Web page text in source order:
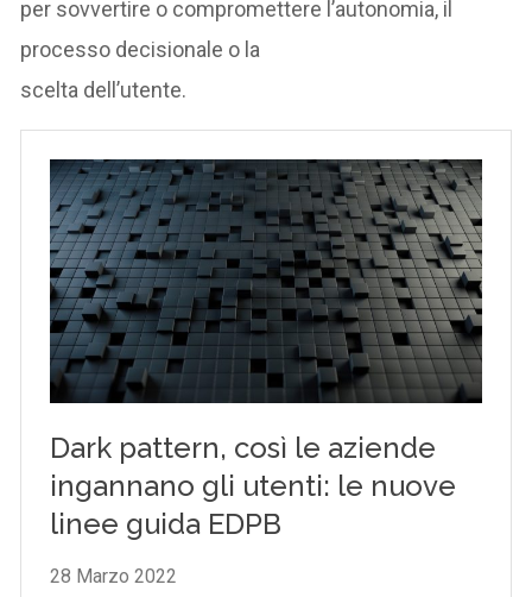
per sovvertire o compromettere l’autonomia, il
processo decisionale o la
scelta dell’utente.